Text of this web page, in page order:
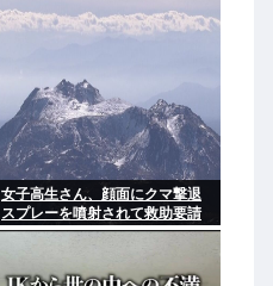
コを証明
女子高生さん、顔面にクマ撃退
スプレーを噴射されて救助要請
してしまう